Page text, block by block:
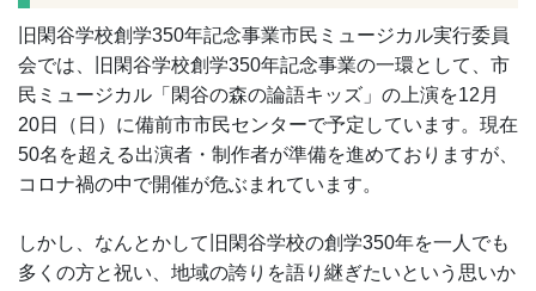
旧閑谷学校創学350年記念事業市民ミュージカル実行委員
会では、旧閑谷学校創学350年記念事業の一環として、市
民ミュージカル「閑谷の森の論語キッズ」の上演を12月
20日（日）に備前市市民センターで予定しています。現在
50名を超える出演者・制作者が準備を進めておりますが、
コロナ禍の中で開催が危ぶまれています。
しかし、なんとかして旧閑谷学校の創学350年を一人でも
多くの方と祝い、地域の誇りを語り継ぎたいという思いか